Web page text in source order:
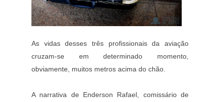
As vidas desses três profissionais da aviação
cruzam-se em determinado momento,
obviamente, muitos metros acima do chão.
A narrativa de Enderson Rafael, comissário de